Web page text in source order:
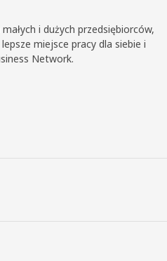
i dużych przedsiębiorców,
miejsce pracy dla siebie i
Network.